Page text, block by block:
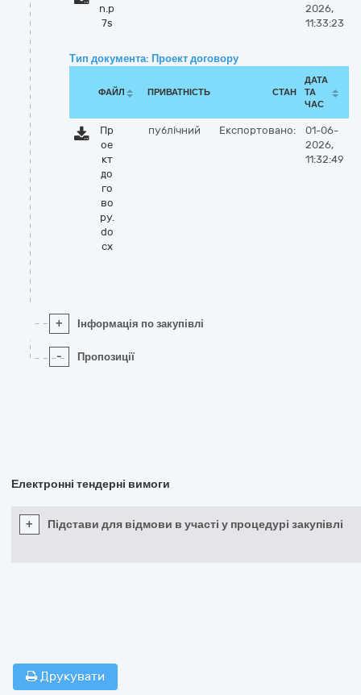
n.p
7s
2026,
11:33:23
Тип документа: Проект договору
ФАЙЛ ПРИВАТНІСТЬ СТАН
ДАТА
ТА
ЧАС
Пр
ое
кт
до
го
во
ру.
do
cx
публічний Експортовано:
01-06-
2026,
11:32:49
+ Інформація по закупівлі
- Пропозиції
Електронні тендерні вимоги
+ Підстави для відмови в участі у процедурі закупівлі
Друкувати